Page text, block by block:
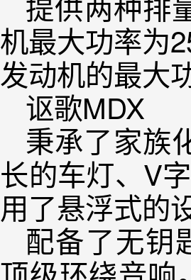
机最大功率为
发动机的最大
讴歌MDX
秉承了家族
长的车灯、V
用了悬浮式的
配备了无钥